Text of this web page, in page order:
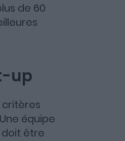
de 60
up
critères
Une équipe
doit être